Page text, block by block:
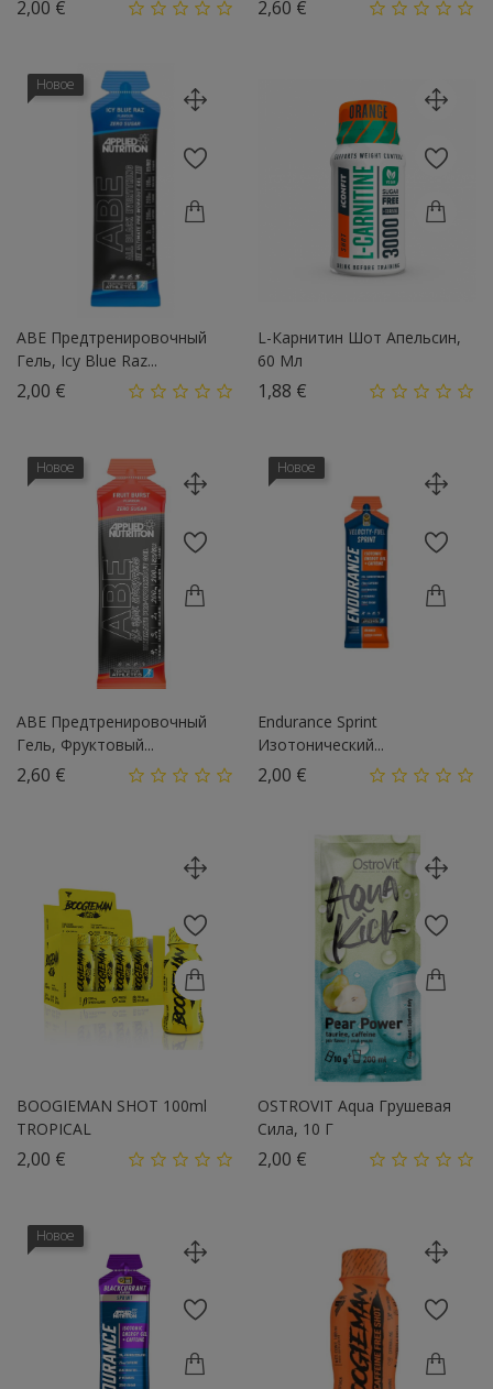
2,00 € 2,60 €
Новое
ABE Предтренировочный
Гель, Icy Blue Raz...
2,00 €
L-Карнитин Шот Апельсин,
60 Мл
1,88 €
Новое
ABE Предтренировочный
Гель, Фруктовый...
2,60 €
Новое
Endurance Sprint
Изотонический...
2,00 €
BOOGIEMAN SHOT 100ml
TROPICAL
2,00 €
OSTROVIT Aqua Грушевая
Сила, 10 Г
2,00 €
Новое